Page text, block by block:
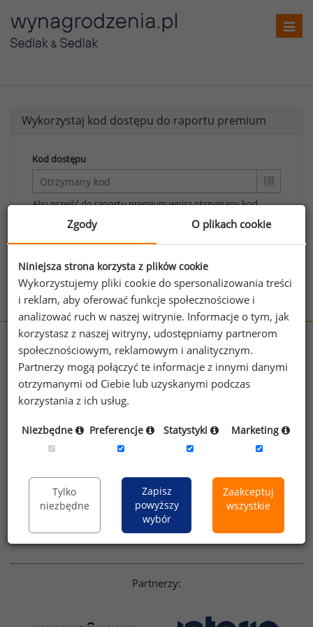
Wykorzystaj kod dostępu do raportu premium
Kod dostępu
Aby przejść do raportu premium wpisz otrzymany kod.
Wykorzystaj kod
Aby otrzymać darmowy kod dostępu weź udział
wOgólnopolskim Badaniu Wynagrodzeń.
wynagrodzenia.pl
sedlak.pl
kfw.sedlak.pl
rynekpracy.pl
raportyplacowe.pl
badaniaHR.pl
Dla mediów
Polityka
prywatności
Regulamin
English version
Linkedin
Partnerzy:
Zgody O plikach cookie
Niniejsza strona korzysta z plików cookie
Wykorzystujemy pliki cookie do spersonalizowania treści
i reklam, aby oferować funkcje społecznościowe i
analizować ruch w naszej witrynie. Informacje o tym, jak
korzystasz z naszej witryny, udostępniamy partnerom
społecznościowym, reklamowym i analitycznym.
Partnerzy mogą połączyć te informacje z innymi danymi
otrzymanymi od Ciebie lub uzyskanymi podczas
korzystania z ich usług.
Niezbędne Preferencje Statystyki Marketing
Tylko
niezbędne
Zapisz
powyższy
wybór
Zaakceptuj
wszystkie